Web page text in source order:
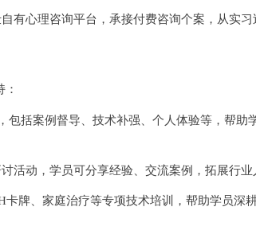
有心理咨询平台，承接付费咨询个案，从实习
包括案例督导、技术补强、个人体验等，帮助
活动，学员可分享经验、交流案例，拓展行业
卡牌、家庭治疗等专项技术培训，帮助学员深